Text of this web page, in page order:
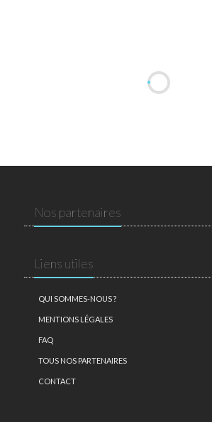
Nos partenaires
Liens utiles
QUI SOMMES-NOUS ?
MENTIONS LÉGALES
FAQ
TOUS NOS PARTENAIRES
CONTACT